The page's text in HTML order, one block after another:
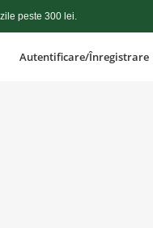
peste 300 lei.
Autentificare/Înregistrare